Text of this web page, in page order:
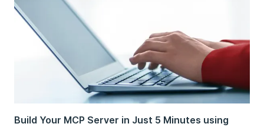
Build Your MCP Server in Just 5 Minutes using